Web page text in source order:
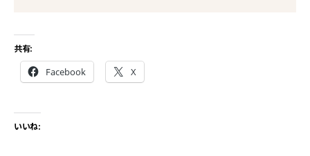
共有:
Facebook X
いいね: